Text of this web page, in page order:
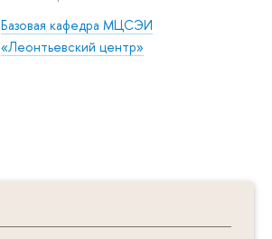
Базовая кафедра МЦСЭИ
«Леонтьевский центр»